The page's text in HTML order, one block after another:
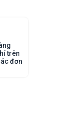
trên
đơn